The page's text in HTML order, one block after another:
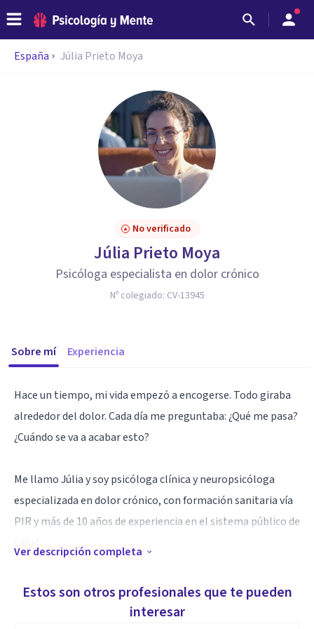
España Júlia Prieto Moya
No verificado
Júlia Prieto Moya
Psicóloga especialista en dolor crónico
Nº colegiado: CV-13945
Sobre mí Experiencia
Hace un tiempo, mi vida empezó a encogerse. Todo giraba
alrededor del dolor. Cada día me preguntaba: ¿Qué me pasa?
¿Cuándo se va a acabar esto?
Me llamo Júlia y soy psicóloga clínica y neuropsicóloga
especializada en dolor crónico, con formación sanitaria vía
PIR y más de 10 años de experiencia en el sistema público de
complejos de salud mental. Pero lo que me llevó a crear
este proyecto fue algo más personal: pasé ocho meses con
Ver descripción completa
Estos son otros profesionales que te pueden
interesar